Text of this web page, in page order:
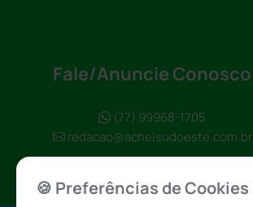
Fale/Anuncie Conosco
(77) 99968-1705
redacao@acheisudoeste.com.br
🍪 Preferências de Cookies